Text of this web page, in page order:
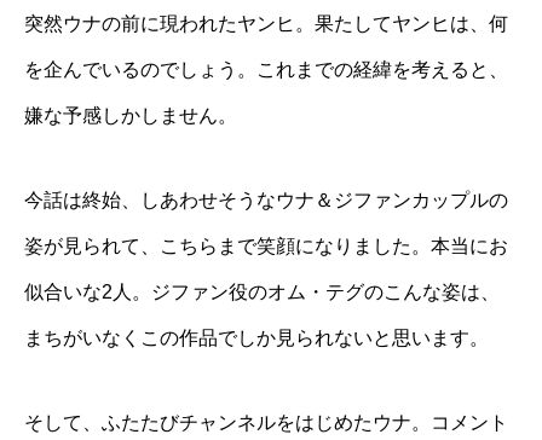
突然ウナの前に現われたヤンヒ。果たしてヤンヒは、何
を企んでいるのでしょう。これまでの経緯を考えると、
嫌な予感しかしません。
今話は終始、しあわせそうなウナ＆ジファンカップルの
姿が見られて、こちらまで笑顔になりました。本当にお
似合いな2人。ジファン役のオム・テグのこんな姿は、
まちがいなくこの作品でしか見られないと思います。
そして、ふたたびチャンネルをはじめたウナ。コメント